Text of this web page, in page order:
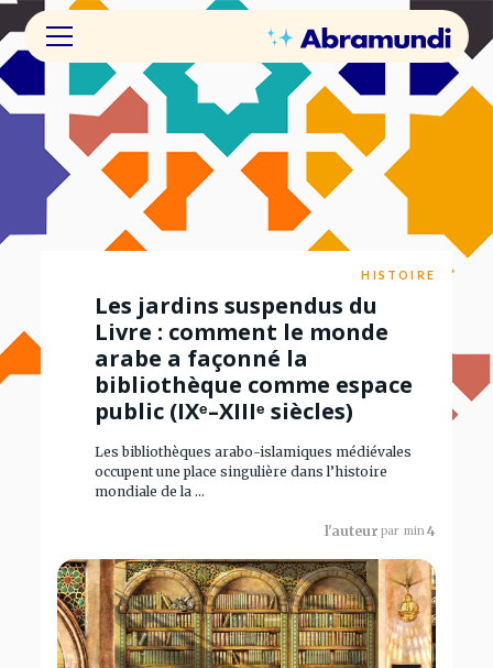
HISTOIRE
Les jardins suspendus du
Livre : comment le monde
arabe a façonné la
bibliothèque comme espace
public (IXᵉ–XIIIᵉ siècles)
Les bibliothèques arabo-islamiques médiévales
occupent une place singulière dans l’histoire
mondiale de la ...
4
min
par
l'auteur